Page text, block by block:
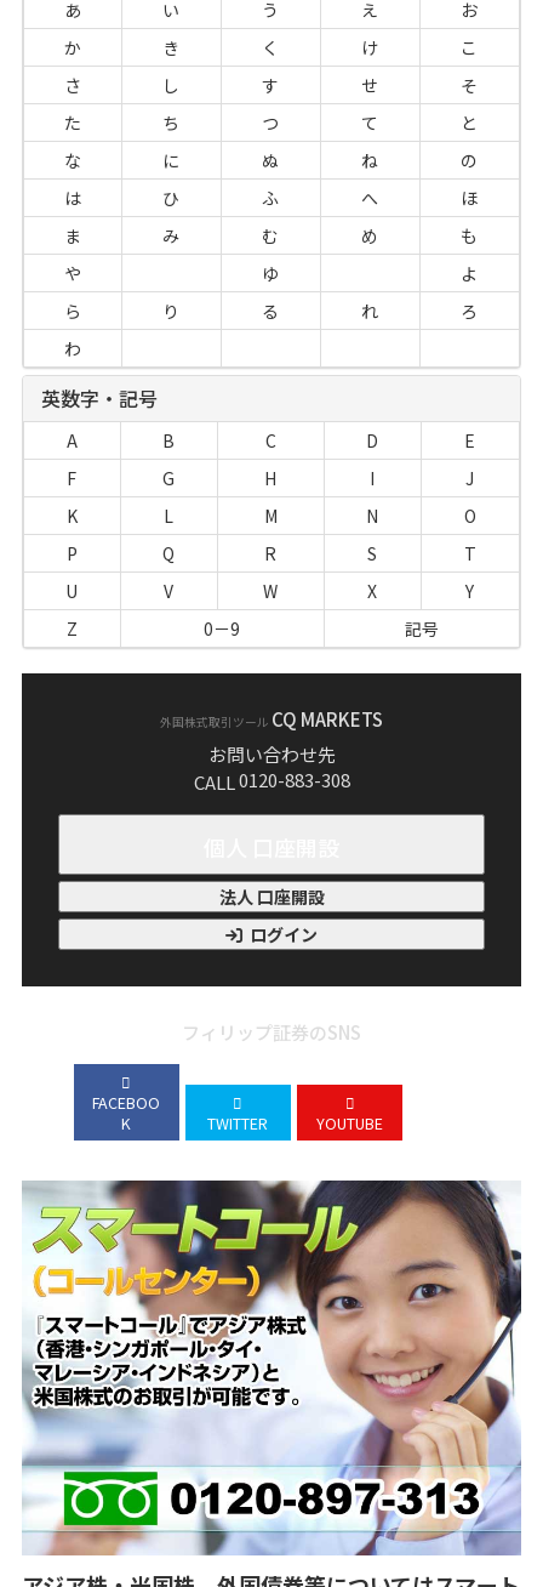
あ い う え
お
か
き く け
こ
さ
し す せ
そ
た
ち つ て
と
な
に ぬ ね
の
は
ひ ふ へ
ほ
ま
み む め
も
や
ゆ
よ
ら
り る れ
ろ
わ
英数字・記号
A B C D
E
F
G H I
J
K
L M N
O
P
Q R S
T
U
V W X
Y
Z
0－9 記号
外国株式取引ツール CQ MARKETS
お問い合わせ先
CALL0120-883-308
法人 口座開設
ログイン
フィリップ証券のSNS
FACEBOO
K
TWITTER YOUTUBE